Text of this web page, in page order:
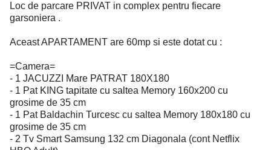
Loc de parcare PRIVAT in complex pentru fiecare
garsoniera .
Aceast APARTAMENT are 60mp si este dotat cu :
=Camera=
- 1 JACUZZI Mare PATRAT 180X180
- 1 Pat KING tapitate cu saltea Memory 160x200 cu
grosime de 35 cm
- 1 Pat Baldachin Turcesc cu saltea Memory 180x180 cu
grosime de 35 cm
- 2 Tv Smart Samsung 132 cm Diagonala (cont Netflix